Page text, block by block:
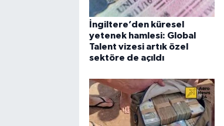
İngiltere’den küresel
yetenek hamlesi: Global
Talent vizesi artık özel
sektöre de açıldı